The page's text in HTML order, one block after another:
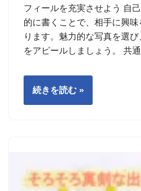
フィールを充実させよう 自
的に書くことで、相手に興
ります。魅力的な写真を選
をアピールしましょう。 共
続きを読む »